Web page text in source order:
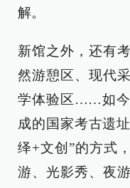
解。
新馆之外，还有
然游憩区、现代
学体验区……如今
成的国家考古遗
绎+文创”的方式
游、光影秀、夜